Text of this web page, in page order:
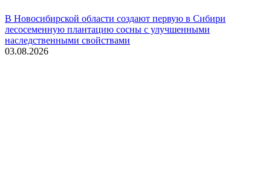
В Новосибирской области создают первую в Сибири
лесосеменную плантацию сосны с улучшенными
наследственными свойствами
03.08.2026